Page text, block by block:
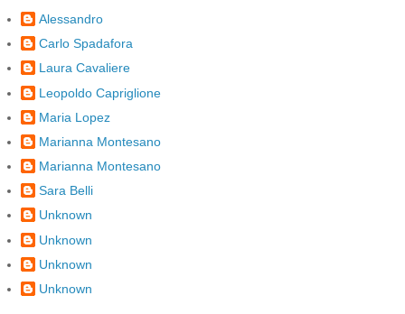
Alessandro
Carlo Spadafora
Laura Cavaliere
Leopoldo Capriglione
Maria Lopez
Marianna Montesano
Marianna Montesano
Sara Belli
Unknown
Unknown
Unknown
Unknown